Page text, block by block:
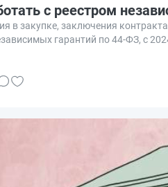
с реестром
в закупке, заключения
гарантий по 44-ФЗ, с